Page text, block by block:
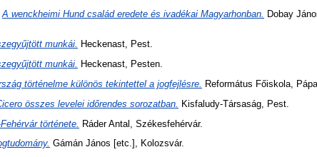
A wenckheimi Hund család eredete és ivadékai Magyarhonban. Dobay
munkái. Heckenast, Pest.
munkái. Heckenast, Pesten.
történelme különös tekintettel a jogfejlésre.
Református Főiskola, Pápa.
összes levelei időrendes sorozatban.
Kisfaludy-Társaság, Pest.
története.
Ráder Antal, Székesfehérvár.
Gámán János [etc.], Kolozsvár.